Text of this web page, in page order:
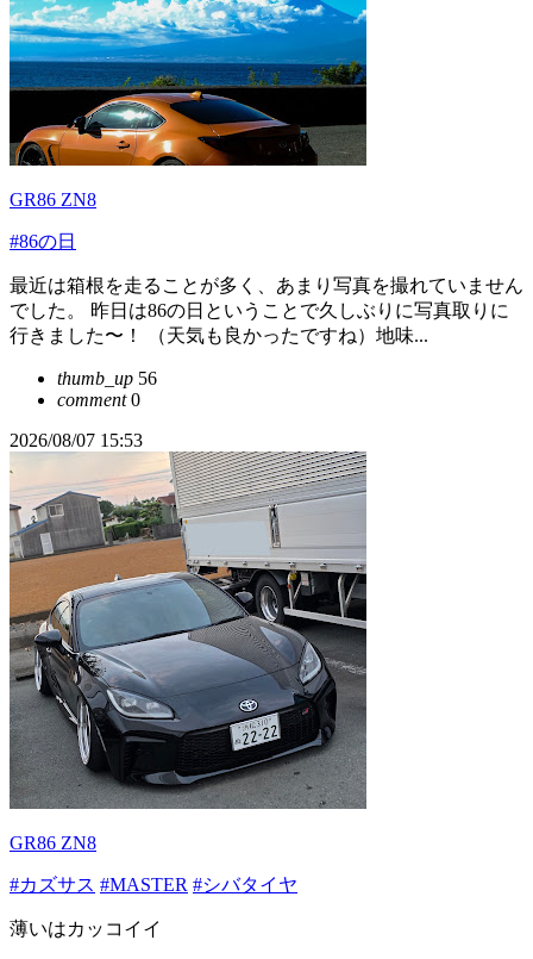
GR86 ZN8
#86の日
最近は箱根を走ることが多く、あまり写真を撮れていません
でした。 昨日は86の日ということで久しぶりに写真取りに
行きました〜！ （天気も良かったですね）地味...
thumb_up 56
comment0
2026/08/07 15:53
GR86 ZN8
#カズサス #MASTER #シバタイヤ
薄いはカッコイイ